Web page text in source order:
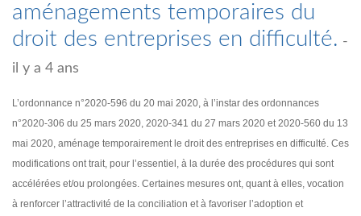
aménagements temporaires du
droit des entreprises en difficulté. -
il y a 4 ans
L’ordonnance n°2020-596 du 20 mai 2020, à l’instar des ordonnances
n°2020-306 du 25 mars 2020, 2020-341 du 27 mars 2020 et 2020-560 du 13
mai 2020, aménage temporairement le droit des entreprises en difficulté. Ces
modifications ont trait, pour l’essentiel, à la durée des procédures qui sont
accélérées et/ou prolongées. Certaines mesures ont, quant à elles, vocation
à renforcer l’attractivité de la conciliation et à favoriser l’adoption et